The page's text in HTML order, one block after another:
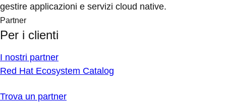
gestire applicazioni e servizi cloud native.
Partner
Per i clienti
I nostri partner
Red Hat Ecosystem Catalog
Trova un partner